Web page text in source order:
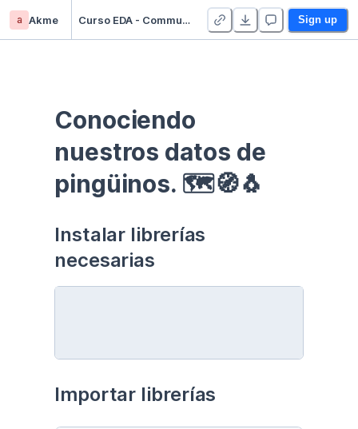
a Akme Curso EDA - Communication - Duplicate Sign up
Conociendo
nuestros datos de
pingüinos. 🗺🧭🐧
Instalar librerías
necesarias
Importar librerías